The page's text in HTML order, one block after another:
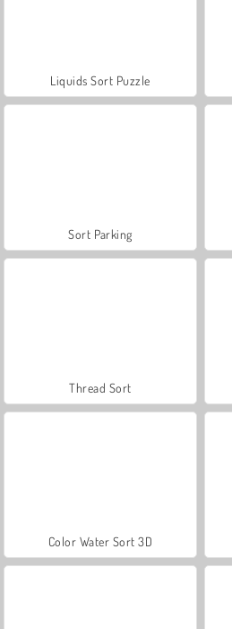
Liquids Sort Puzzle
Sort Parking
Thread Sort
Color Water Sort 3D